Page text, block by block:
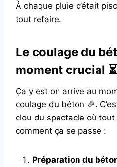
À chaque pluie c’était
tout refaire.
Le coulage du
moment crucial ⏳
Ça y est on arrive au
coulage du béton 🎉.
clou du spectacle où tout
comment ça se passe :
Préparation du